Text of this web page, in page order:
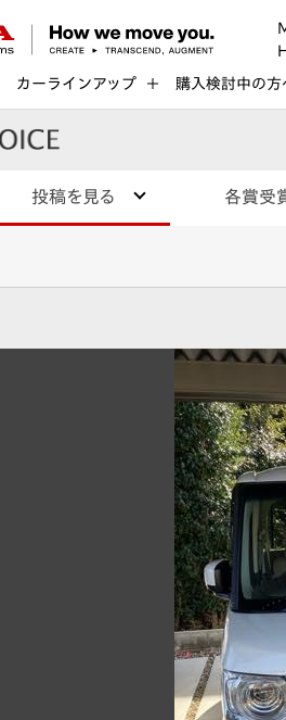
カーラインアップ 購入検討中の方
投稿を見る 各賞受